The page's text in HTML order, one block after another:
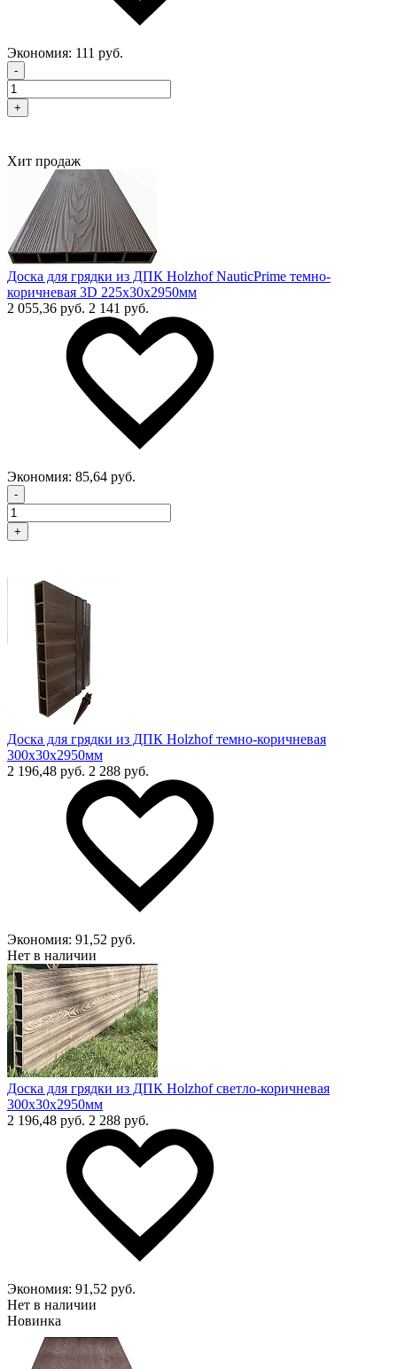
Экономия: 111 руб.
-
+
Хит продаж
Доска для грядки из ДПК Holzhof NauticPrime темно-
коричневая 3D 225х30х2950мм
2 055,36 руб. 2 141 руб.
Экономия: 85,64 руб.
-
+
Доска для грядки из ДПК Holzhof темно-коричневая
300х30х2950мм
2 196,48 руб. 2 288 руб.
Экономия: 91,52 руб.
Нет в наличии
Доска для грядки из ДПК Holzhof светло-коричневая
300х30х2950мм
2 196,48 руб. 2 288 руб.
Экономия: 91,52 руб.
Нет в наличии
Новинка